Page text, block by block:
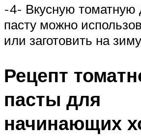
-4- Вкусную
пасту можно
или заготовить на
Рецепт
пасты для
начинающих